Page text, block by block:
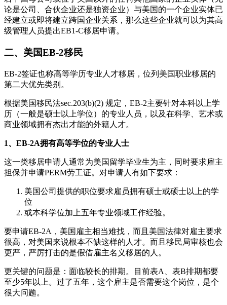
论是公司、合伙企业还是独资企业）与美国的一个企业实体已
经建立或即将建立跨国企业关系，那么这些企业就可以为其高
级管理人员提出EB1-C移居申请。
二、美国EB-2移民
EB-2签证也称高等学历专业人才移居，位列美国职业移居的
第二大优先类别。
根据美国移民法sec.203(b)(2) 规定，EB-2主要针对本科以上学
历（一般是硕士以上学位）的专业人员，以及在科学、艺术或
商业领域拥有杰出才能的外籍人才。
1、EB-2A拥有高等学位的专业人士
这一类移居申请人通常为美国留学毕业生为主，同时要求雇主
担保并申请PERM劳工证。对申请人有如下要求：
美国公司提供的职位要求雇员拥有硕士或硕士以上的学
位
或本科学位加上五年专业领域工作经验。
要申请EB-2A，美国雇主相当难找，而且美国法律对雇主要求
很高，对美国来说根本不缺这样的人才。而且移民局审核也会
更严，严厉打击的是假借雇主名义移居的人。
更关键的问题是：面临较长的排期。目前表A、表B排期都要
至少5年以上。过了五年，这个雇主是否需要这个岗位，是个
很大问题。